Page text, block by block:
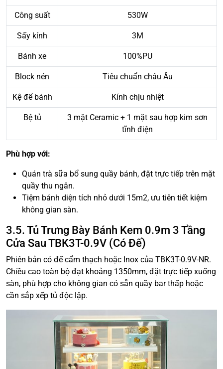
Công suất 530W
Sấy kính 3M
Bánh xe 100%PU
Block nén Tiêu chuẩn châu Âu
Kệ để bánh Kính chịu nhiệt
Bệ tủ
3 mặt Ceramic + 1 mặt sau hợp kim sơn
tĩnh điện
Phù hợp với:
Quán trà sữa bổ sung quầy bánh, đặt trực tiếp trên mặt
quầy thu ngân.
Tiệm bánh diện tích nhỏ dưới 15m2, ưu tiên tiết kiệm
không gian sàn.
3.5. Tủ Trưng Bày Bánh Kem 0.9m 3 Tầng
Cửa Sau TBK3T-0.9V (Có Đế)
Phiên bản có đế cẩm thạch hoặc Inox của TBK3T-0.9V-NR.
Chiều cao toàn bộ đạt khoảng 1350mm, đặt trực tiếp xuống
sàn, phù hợp cho không gian có sẵn quầy bar thấp hoặc
cần sắp xếp tủ độc lập.